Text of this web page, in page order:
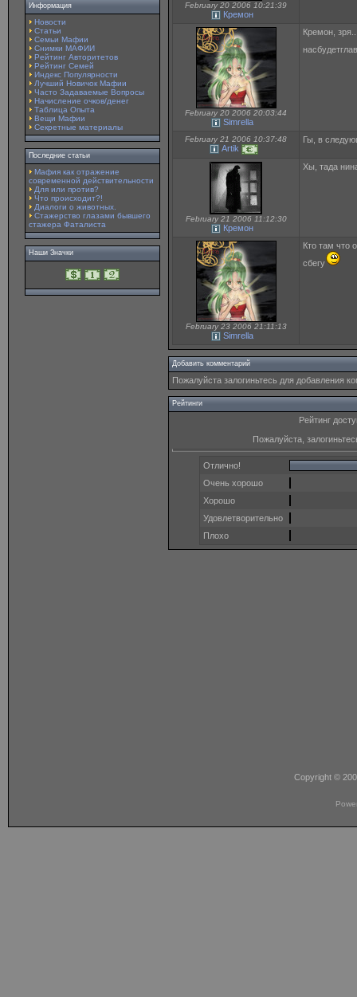
Информация
Новости
Статьи
Семьи Мафии
Снимки МАФИИ
Рейтинг Авторитетов
Рейтинг Семей
Индекс Популярности
Лучший Новичок Мафии
Часто Задаваемые Вопросы
Начисление очков/денег
Таблица Опыта
Вещи Мафии
Секретные материалы
Последние статьи
Мафия как отражение
современной действительности
Для или против?
Что происходит?!
Диалоги о животных.
Стажерство глазами бывшего
стажера Фаталиста
Наши Значки
February 20 2006 10:21:39
Кремон
February 20 2006 20:03:44
Simrella
Кремон,
February 21 2006 10:37:48
Artik
Гы, в
February 21 2006 11:12:30
Кремон
Хы, тада
February 23 2006 21:11:13
Simrella
Кто там что
сбегу
Добавить комментарий
Пожалуйста залогиньтесь для добавления
Рейтинги
Рейтинг
Пожалуйста,
Отлично!
Очень хорошо
Хорошо
Удовлетворительно
Плохо
Copyright ©